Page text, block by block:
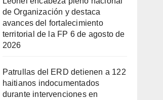
de Organización y destaca
avances del fortalecimiento
territorial de la FP 6 de agosto de
2026
Patrullas del ERD detienen a 122
haitianos indocumentados
durante intervenciones en